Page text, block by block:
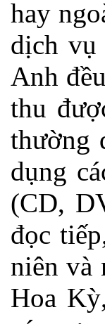
hay
dịch vụ
Anh
thu
thường
dụng
(CD,
đọc
niên và
Hoa